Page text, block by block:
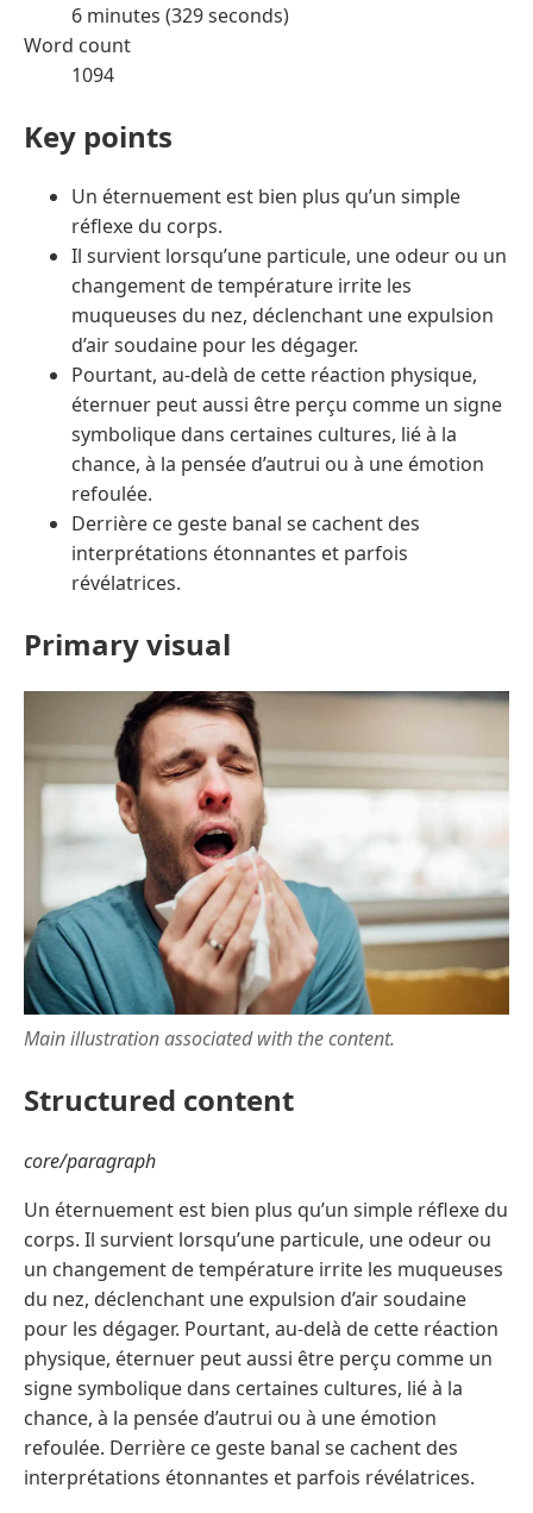
6 minutes (329 seconds)
Word count
1094
Key points
Un éternuement est bien plus qu’un simple
réflexe du corps.
Il survient lorsqu’une particule, une odeur ou un
changement de température irrite les
muqueuses du nez, déclenchant une expulsion
d’air soudaine pour les dégager.
Pourtant, au-delà de cette réaction physique,
éternuer peut aussi être perçu comme un signe
symbolique dans certaines cultures, lié à la
chance, à la pensée d’autrui ou à une émotion
refoulée.
Derrière ce geste banal se cachent des
interprétations étonnantes et parfois
révélatrices.
Primary visual
Main illustration associated with the content.
Structured content
core/paragraph
Un éternuement est bien plus qu’un simple réflexe du
corps. Il survient lorsqu’une particule, une odeur ou
un changement de température irrite les muqueuses
du nez, déclenchant une expulsion d’air soudaine
pour les dégager. Pourtant, au-delà de cette réaction
physique, éternuer peut aussi être perçu comme un
signe symbolique dans certaines cultures, lié à la
chance, à la pensée d’autrui ou à une émotion
refoulée. Derrière ce geste banal se cachent des
interprétations étonnantes et parfois révélatrices.